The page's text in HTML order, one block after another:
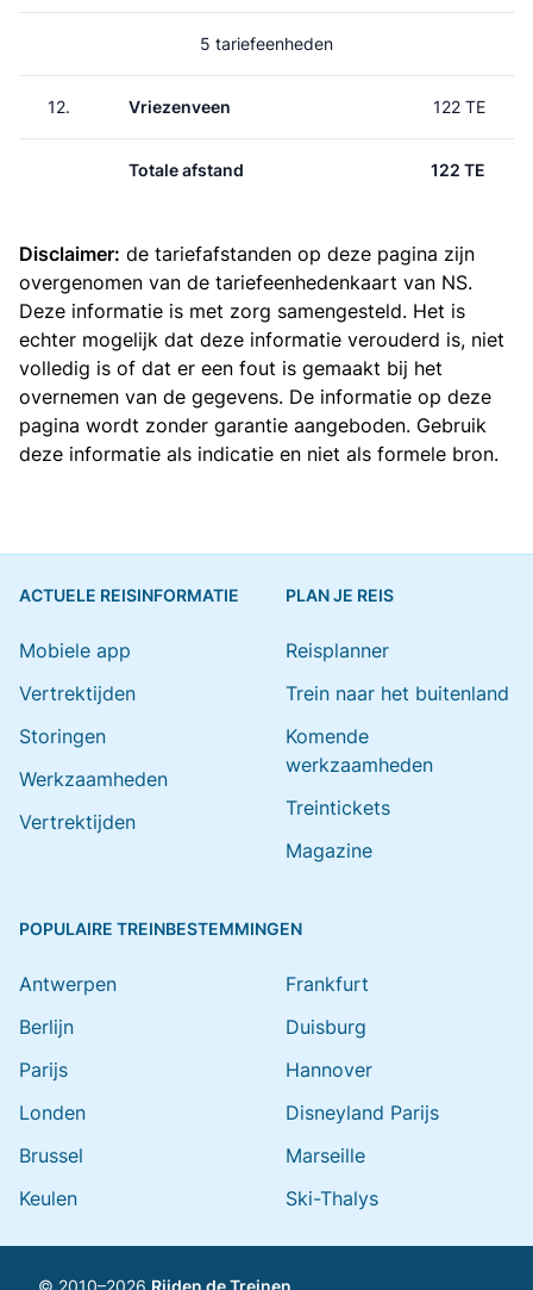
5 tariefeenheden
12. Vriezenveen 122 TE
Totale afstand 122 TE
Disclaimer: de tariefafstanden op deze pagina zijn
overgenomen van de tariefeenhedenkaart van NS.
Deze informatie is met zorg samengesteld. Het is
echter mogelijk dat deze informatie verouderd is, niet
volledig is of dat er een fout is gemaakt bij het
overnemen van de gegevens. De informatie op deze
pagina wordt zonder garantie aangeboden. Gebruik
deze informatie als indicatie en niet als formele bron.
ACTUELE REISINFORMATIE
Mobiele app
Vertrektijden
Storingen
Werkzaamheden
Vertrektijden
PLAN JE REIS
Reisplanner
Trein naar het buitenland
Komende
werkzaamheden
Treintickets
Magazine
POPULAIRE TREINBESTEMMINGEN
Antwerpen
Berlijn
Parijs
Londen
Brussel
Keulen
Frankfurt
Duisburg
Hannover
Disneyland Parijs
Marseille
Ski-Thalys
© 2010–2026 Rijden de Treinen